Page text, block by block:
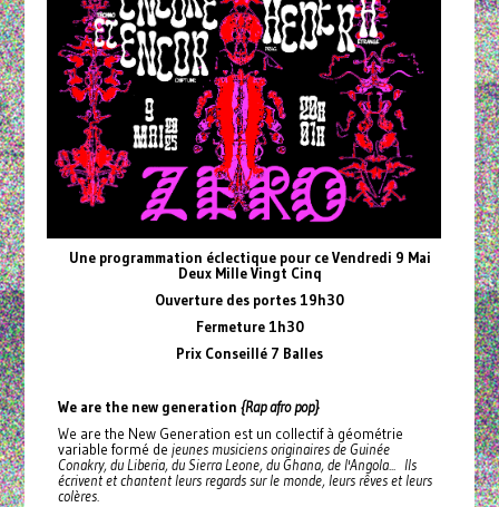
Une programmation éclectique pour ce Vendredi 9 Mai
Deux Mille Vingt Cinq
Ouverture des portes 19h30
Fermeture 1h30
Prix Conseillé 7 Balles
We are the new generation {Rap afro pop}
We are the New Generation est un collectif à géométrie
variable formé de jeunes musiciens originaires de Guinée
Conakry, du Liberia, du Sierra Leone, du Ghana, de l'Angola... Ils
écrivent et chantent leurs regards sur le monde, leurs rêves et leurs
colères.